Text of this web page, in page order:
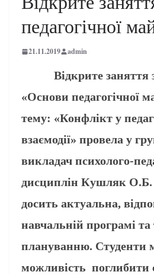
педагогічної
21.11.2019 admin
Відкрите заняття з
«Основи педагогічної
тему: «Конфлікт у
взаємодії» провела у
викладач психолого-
дисциплін Кушляк
досить актуальна,
навчальній програмі
плануванню. Студенти
можливість поглибити